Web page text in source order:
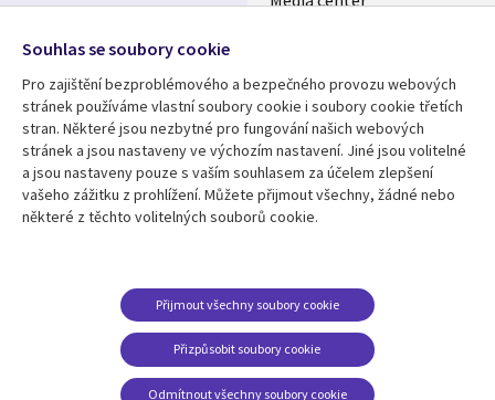
REPUBLIC
Resource center
Library
REPUBLIC
Articles
Support
Legal
REPUBLIC
Privacy
Cookie Consent
Follow us
Social
Media
CZECH
REPUBLIC
Souhlas se soubory cookie
Pro zajištění bezproblémového a bezpečného provozu webových
stránek používáme vlastní soubory cookie i soubory cookie třetích
stran. Některé jsou nezbytné pro fungování našich webových
stránek a jsou nastaveny ve výchozím nastavení. Jiné jsou volitelné
a jsou nastaveny pouze s vaším souhlasem za účelem zlepšení
vašeho zážitku z prohlížení. Můžete přijmout všechny, žádné nebo
některé z těchto volitelných souborů cookie.
Přizpůsobit soubory cookie
Přijmout všechny soubory cookie
Odmítnout všechny soubory cookie